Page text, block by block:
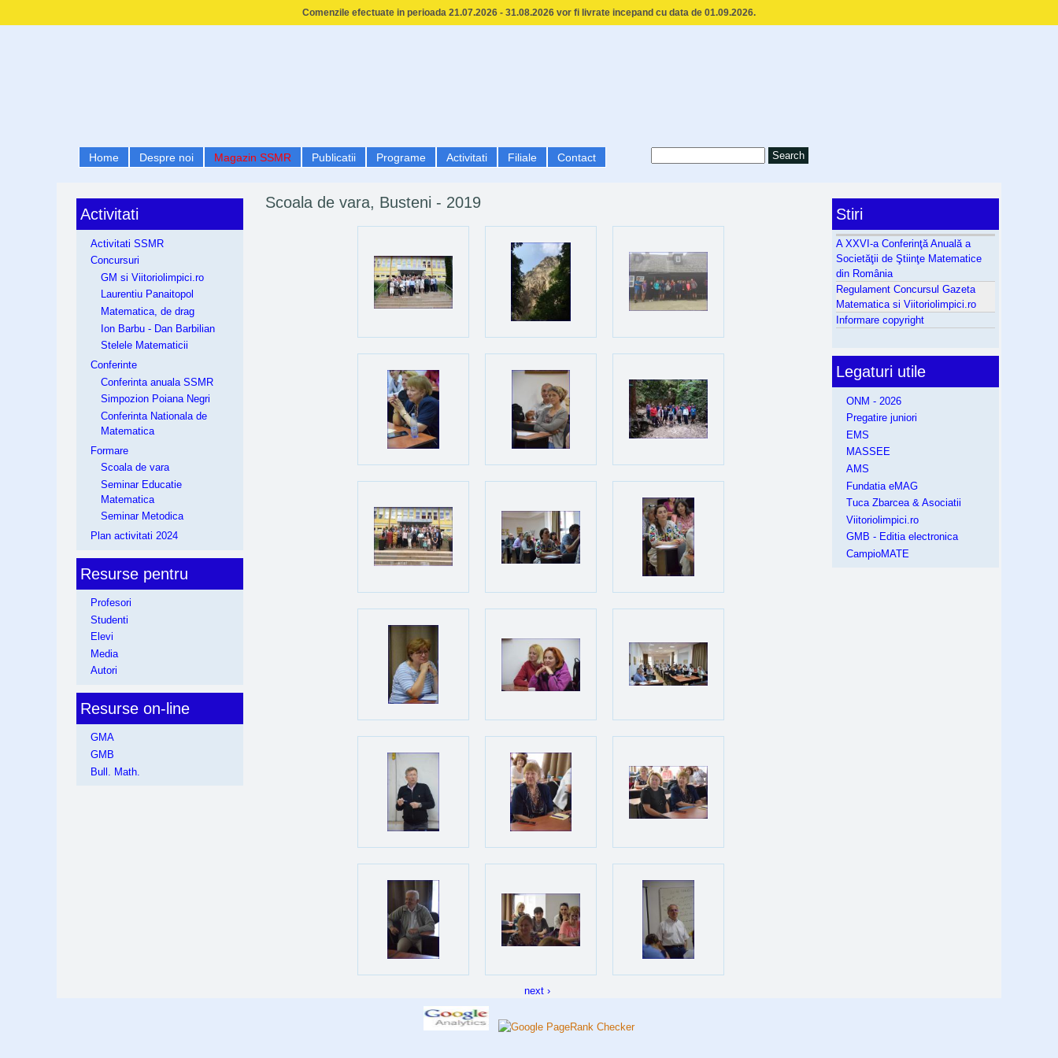
Comenzile efectuate in perioada 21.07.2026 - 31.08.2026 vor fi livrate incepand cu data de 01.09.2026.
Home Despre noi Magazin SSMR Publicatii Programe Activitati Filiale Contact
Scoala de vara, Busteni - 2019
next ›
Activitati
Activitati SSMR
Concursuri
GM si Viitoriolimpici.ro
Laurentiu Panaitopol
Matematica, de drag
Ion Barbu - Dan Barbilian
Stelele Matematicii
Conferinte
Conferinta anuala SSMR
Simpozion Poiana Negri
Conferinta Nationala de
Matematica
Formare
Scoala de vara
Seminar Educatie
Matematica
Seminar Metodica
Plan activitati 2024
Resurse pentru
Profesori
Studenti
Elevi
Media
Autori
Resurse on-line
GMA
GMB
Bull. Math.
Stiri
A XXVI-a Conferinţă Anuală a
Societăţii de Ştiinţe Matematice
din România
Regulament Concursul Gazeta
Matematica si Viitoriolimpici.ro
Informare copyright
Legaturi utile
ONM - 2026
Pregatire juniori
EMS
MASSEE
AMS
Fundatia eMAG
Tuca Zbarcea & Asociatii
Viitoriolimpici.ro
GMB - Editia electronica
CampioMATE